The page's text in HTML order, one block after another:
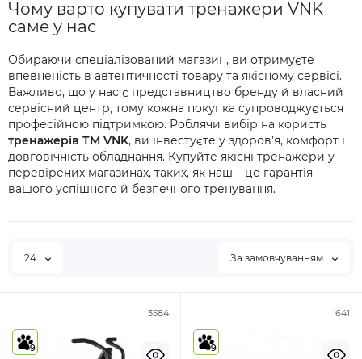
Чому варто купувати тренажери VNK
саме у нас
Обираючи спеціалізований магазин, ви отримуєте
впевненість в автентичності товару та якісному сервісі.
Важливо, що у нас є представництво бренду й власний
сервісний центр, тому кожна покупка супроводжується
професійною підтримкою. Роблячи вибір на користь
тренажерів ТМ VNK, ви інвестуєте у здоров’я, комфорт і
довговічність обладнання. Купуйте якісні тренажери у
перевірених магазинах, таких, як наш – це гарантія
вашого успішного й безпечного тренування.
24 За замовчуванням
3584
9
641
9